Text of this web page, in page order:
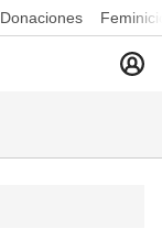
Donaciones